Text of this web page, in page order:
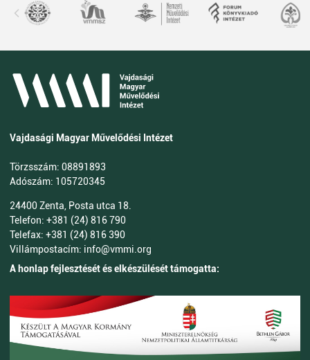
Vajdasági Magyar Művelődési Intézet
Törzsszám: 08891893
Adószám: 105720345
24400 Zenta, Posta utca 18.
Telefon: +381 (24) 816 790
Telefax: +381 (24) 816 390
Villámpostacím: info@vmmi.org
A honlap fejlesztését és elkészülését támogatta: